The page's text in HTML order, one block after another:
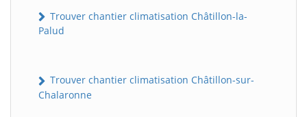
Trouver chantier climatisation Châtillon-la-
Palud
Trouver chantier climatisation Châtillon-sur-
Chalaronne